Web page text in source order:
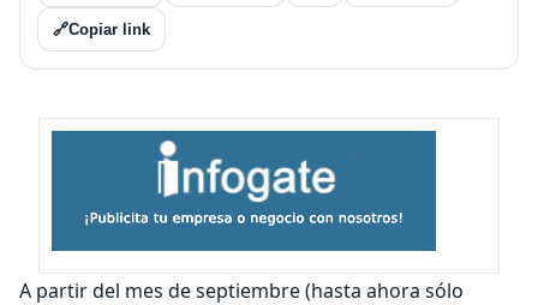
🔗Copiar link
A partir del mes de septiembre (hasta ahora sólo